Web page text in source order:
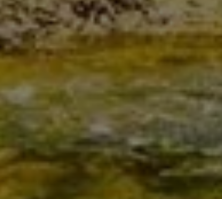
IHR FACHBETRIEB AUS
OVERATH FÜR
HAUSTECHNIK SEIT 2017
DINO ARSLANOVIC – IHR PARTNER FÜR
WÄRMEPUMPEN, HOCHWERTIGE BÄDER,
ELEKTROINSTALLATIONEN UND PV-
ANLAGEN
Solaranlage aufs Dach? Schönes neues Bad?
Optimale Beleuchtung? Erneuerbare Energien? Sie